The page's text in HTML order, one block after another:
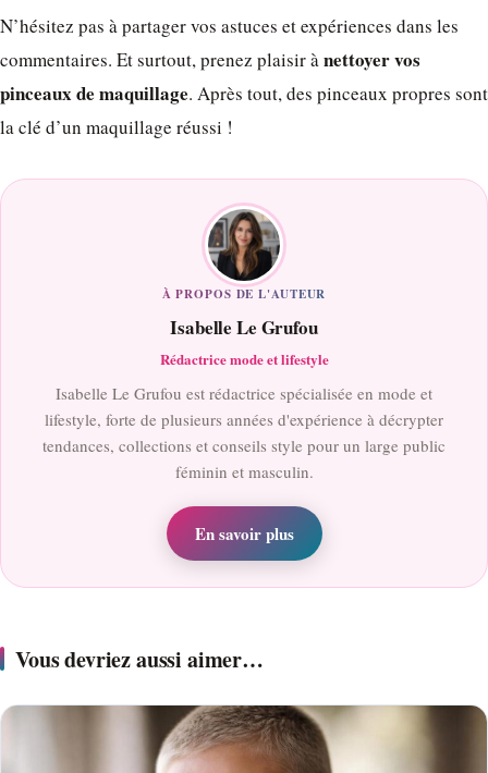
N’hésitez pas à partager vos astuces et expériences dans les
commentaires. Et surtout, prenez plaisir ànettoyer vos
pinceaux de maquillage. Après tout, des pinceaux propres sont
la clé d’un maquillage réussi !
À PROPOS DE L'AUTEUR
Isabelle Le Grufou
Rédactrice mode et lifestyle
Isabelle Le Grufou est rédactrice spécialisée en mode et
lifestyle, forte de plusieurs années d'expérience à décrypter
tendances, collections et conseils style pour un large public
féminin et masculin.
En savoir plus
Vous devriez aussi aimer…